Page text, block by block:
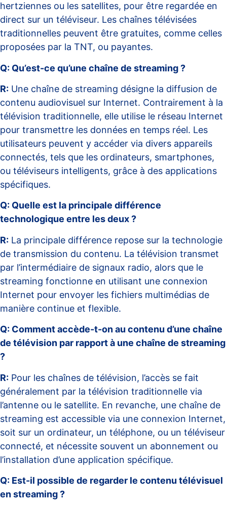
hertziennes ou les satellites, pour être regardée en
direct sur un téléviseur. Les chaînes télévisées
traditionnelles peuvent être gratuites, comme celles
proposées par la TNT, ou payantes.
Q: Qu’est-ce qu’une chaîne de streaming ?
R: Une chaîne de streaming désigne la diffusion de
contenu audiovisuel sur Internet. Contrairement à la
télévision traditionnelle, elle utilise le réseau Internet
pour transmettre les données en temps réel. Les
utilisateurs peuvent y accéder via divers appareils
connectés, tels que les ordinateurs, smartphones,
ou téléviseurs intelligents, grâce à des applications
spécifiques.
Q: Quelle est la principale différence
technologique entre les deux ?
R: La principale différence repose sur la technologie
de transmission du contenu. La télévision transmet
par l’intermédiaire de signaux radio, alors que le
streaming fonctionne en utilisant une connexion
Internet pour envoyer les fichiers multimédias de
manière continue et flexible.
Q: Comment accède-t-on au contenu d’une chaîne
de télévision par rapport à une chaîne de streaming
?
R: Pour les chaînes de télévision, l’accès se fait
généralement par la télévision traditionnelle via
l’antenne ou le satellite. En revanche, une chaîne de
streaming est accessible via une connexion Internet,
soit sur un ordinateur, un téléphone, ou un téléviseur
connecté, et nécessite souvent un abonnement ou
l’installation d’une application spécifique.
Q: Est-il possible de regarder le contenu télévisuel
en streaming ?